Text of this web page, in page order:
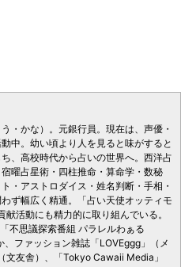
・かな）。元銀行員。現在は、声優・
中。幼い頃より人を見ると味がすると
、高校時代から占いの世界へ。西洋占
曜占星術・四柱推命・算命学・数秘
・アストロダイス・姓名判断・手相・
ず幅広く精通。「占い天使オッティモ
活動にも精力的に取り組んでいる。
不思議探索番組 パラレルわぁる
ファッション雑誌「LOVEggg」（メ
文友舎）、「Tokyo Cawaii Media」